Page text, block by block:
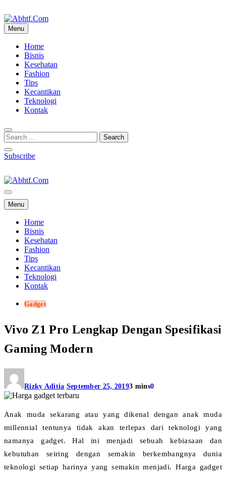
to
content
Menu
Home
Bisnis
Kesehatan
Fashion
Tips
Kecantikan
Teknologi
Kontak
Subscribe
Abhtf.Com
Menu
Home
Bisnis
Kesehatan
Fashion
Tips
Kecantikan
Teknologi
Kontak
Gadget
Vivo Z1 Pro Lengkap Dengan Spesifikasi
Gaming Modern
Rizky Aditia September 25, 20193 mins0
Anak muda sekarang atau yang dikenal dengan anak muda
millennial tentunya tidak akan terlepas dari teknologi yang
namanya gadget. Hal ini menjadi sebuah kebiasaan dan
kebutuhan seiring dengan semakin berkembangnya dunia
teknologi setiap harinya yang semakin menjadi. Harga gadget